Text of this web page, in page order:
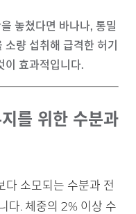
놓쳤다면 바나나, 통밀
량 섭취해 급격한 허기
이 효과적입니다.
를 위한 수분과
다 소모되는 수분과 전
다. 체중의 2% 이상 수